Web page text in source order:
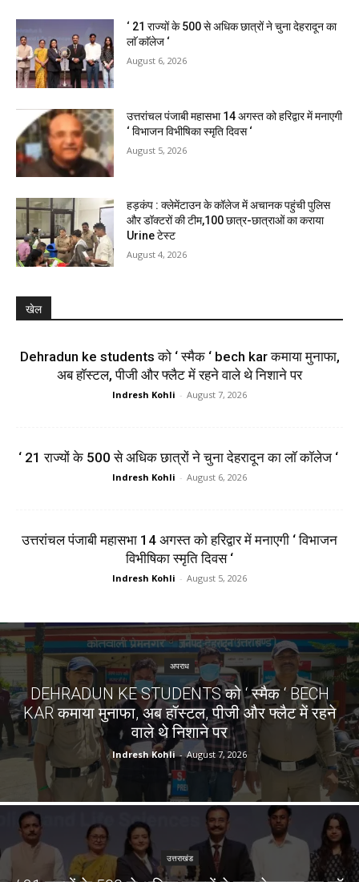
‘ 21 राज्यों के 500 से अधिक छात्रों ने चुना देहरादून का
लाॅ काॅलेज ‘
August 6, 2026
उत्तरांचल पंजाबी महासभा 14 अगस्त को हरिद्वार में मनाएगी
‘ विभाजन विभीषिका स्मृति दिवस ‘
August 5, 2026
हड़कंप : क्लेमेंटाउन के कॉलेज में अचानक पहुंची पुलिस
और डॉक्टरों की टीम,100 छात्र-छात्राओं का कराया
Urine टेस्ट
August 4, 2026
खेल
Dehradun ke students को ‘ स्मैक ‘ bech kar कमाया मुनाफा,
अब हॉस्टल, पीजी और फ्लैट में रहने वाले थे निशाने पर
Indresh Kohli - August 7, 2026
‘ 21 राज्यों के 500 से अधिक छात्रों ने चुना देहरादून का लाॅ काॅलेज ‘
Indresh Kohli - August 6, 2026
उत्तरांचल पंजाबी महासभा 14 अगस्त को हरिद्वार में मनाएगी ‘ विभाजन
विभीषिका स्मृति दिवस ‘
Indresh Kohli - August 5, 2026
अपराध
DEHRADUN KE STUDENTS को ‘ स्मैक ‘ BECH
KAR कमाया मुनाफा, अब हॉस्टल, पीजी और फ्लैट में रहने
वाले थे निशाने पर
Indresh Kohli - August 7, 2026
उत्तराखंड